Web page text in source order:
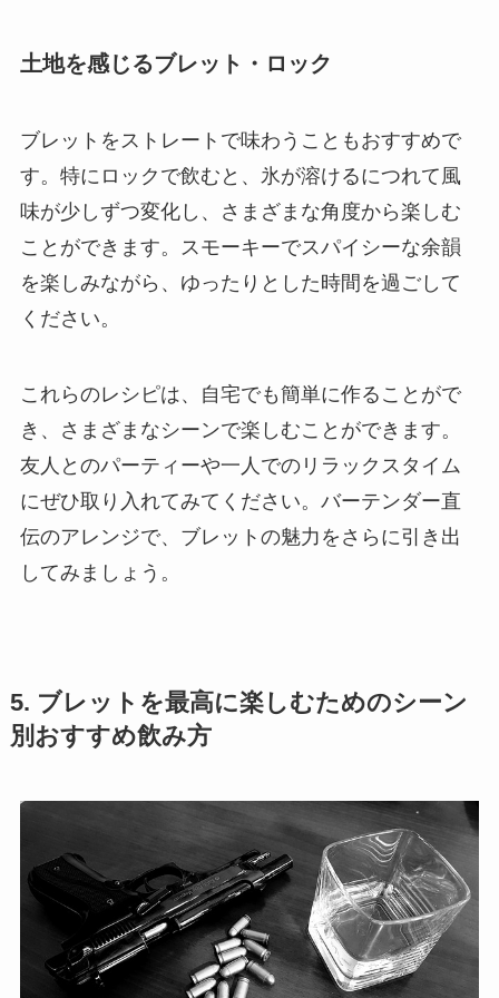
土地を感じるブレット・ロック
ブレットをストレートで味わうこともおすすめで
す。特にロックで飲むと、氷が溶けるにつれて風
味が少しずつ変化し、さまざまな角度から楽しむ
ことができます。スモーキーでスパイシーな余韻
を楽しみながら、ゆったりとした時間を過ごして
ください。
これらのレシピは、自宅でも簡単に作ることがで
き、さまざまなシーンで楽しむことができます。
友人とのパーティーや一人でのリラックスタイム
にぜひ取り入れてみてください。バーテンダー直
伝のアレンジで、ブレットの魅力をさらに引き出
してみましょう。
5. ブレットを最高に楽しむためのシーン
別おすすめ飲み方